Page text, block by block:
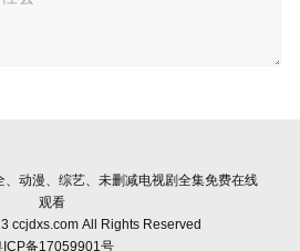
、动漫、综艺、未删减电视剧全集免费在线
观看
ccjdxs.com All Rights Reserved
ICP备17059901号